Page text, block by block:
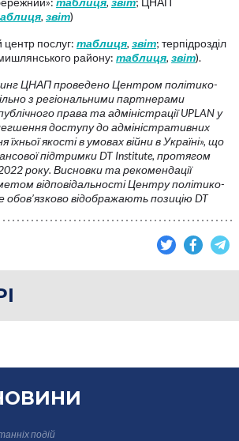
, звіт)
центр послуг: таблиця, звіт; терпідрозділ
району: таблиця, звіт).
ЦНАП проведено Центром політико-
з регіональними партнерами
права та адміністрації UPLAN у
доступу до адміністративних
якості в умовах війни в Україні», що
підтримки DT Institute, протягом
року. Висновки та рекомендації
відповідальності Центру політико-
обов’язково відображають позицію DT
подій